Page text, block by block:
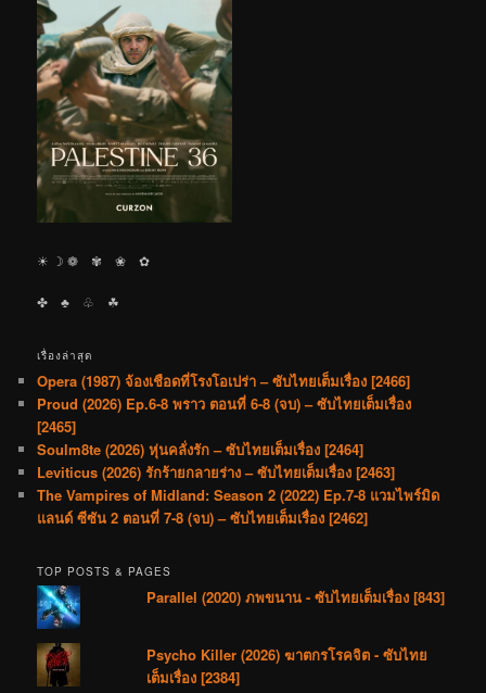
☀︎ ☽ ❁ ✾ ❀ ✿
✤ ♣︎ ♧ ☘︎
เรื่องล่าสุด
Opera (1987) จ้องเชือดที่โรงโอเปร่า – ซับไทยเต็มเรื่อง [2466]
Proud (2026) Ep.6-8 พราว ตอนที่ 6-8 (จบ) – ซับไทยเต็มเรื่อง
[2465]
Soulm8te (2026) หุ่นคลั่งรัก – ซับไทยเต็มเรื่อง [2464]
Leviticus (2026) รักร้ายกลายร่าง – ซับไทยเต็มเรื่อง [2463]
The Vampires of Midland: Season 2 (2022) Ep.7-8 แวมไพร์มิด
แลนด์ ซีซัน 2 ตอนที่ 7-8 (จบ) – ซับไทยเต็มเรื่อง [2462]
TOP POSTS & PAGES
Parallel (2020) ภพขนาน - ซับไทยเต็มเรื่อง [843]
Psycho Killer (2026) ฆาตกรโรคจิต - ซับไทย
เต็มเรื่อง [2384]